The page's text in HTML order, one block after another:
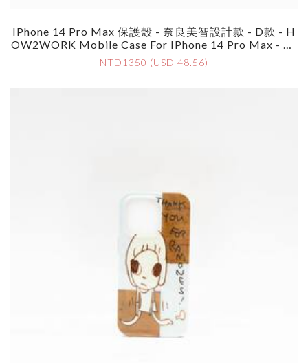
IPhone 14 Pro Max 保護殼 - 奈良美智設計款 - D款 - H
OW2WORK Mobile Case For IPhone 14 Pro Max - By
Yoshimoto Nara - Style D
NTD1350 (USD 48.56)